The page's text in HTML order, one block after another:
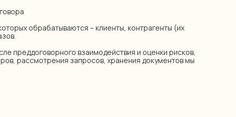
обрабатываются – клиенты, контрагенты (их
преддоговорного взаимодействия и оценки рисков,
рассмотрения запросов, хранения документов мы